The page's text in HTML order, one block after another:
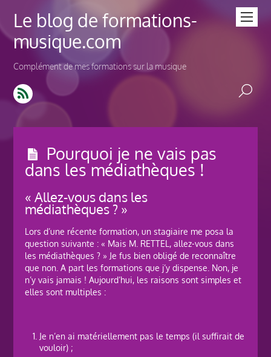
Le blog de formations-
musique.com
Complément de mes formations sur la musique
Pourquoi je ne vais pas
dans les médiathèques !
« Allez-vous dans les
médiathèques ? »
Lors d’une récente formation, un stagiaire me posa la
question suivante : « Mais M. RETTEL, allez-vous dans
les médiathèques ? » Je fus bien obligé de reconnaître
que non. A part les formations que j’y dispense. Non, je
n’y vais jamais ! Aujourd’hui, les raisons sont simples et
elles sont multiples :
Je n’en ai matériellement pas le temps (il suffirait de
vouloir) ;